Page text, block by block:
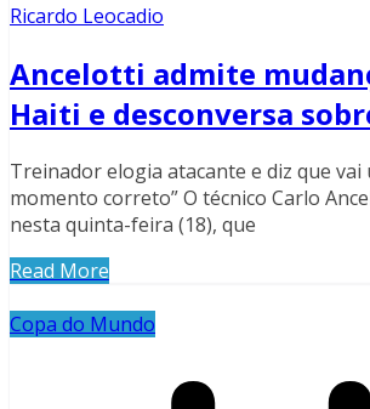
Ricardo Leocadio
Ancelotti admite
Haiti e desconversa
Treinador elogia atacante e diz que vai
momento correto” O técnico Carlo
nesta quinta-feira (18), que
Read More
Copa do Mundo